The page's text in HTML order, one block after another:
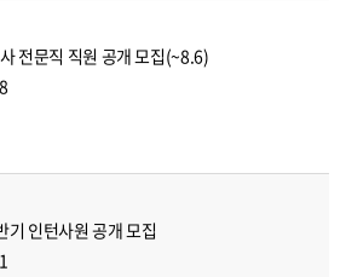
전문직 직원 공개 모집(~8.6)
기 인턴사원 공개 모집